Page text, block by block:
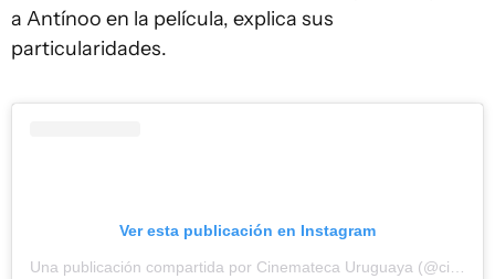
a Antínoo en la película, explica sus
particularidades.
Ver esta publicación en Instagram